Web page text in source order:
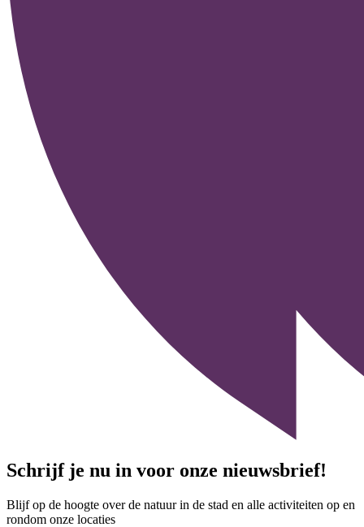
Schrijf je nu in voor onze nieuwsbrief!
Blijf op de hoogte over de natuur in de stad en alle activiteiten op en
rondom onze locaties